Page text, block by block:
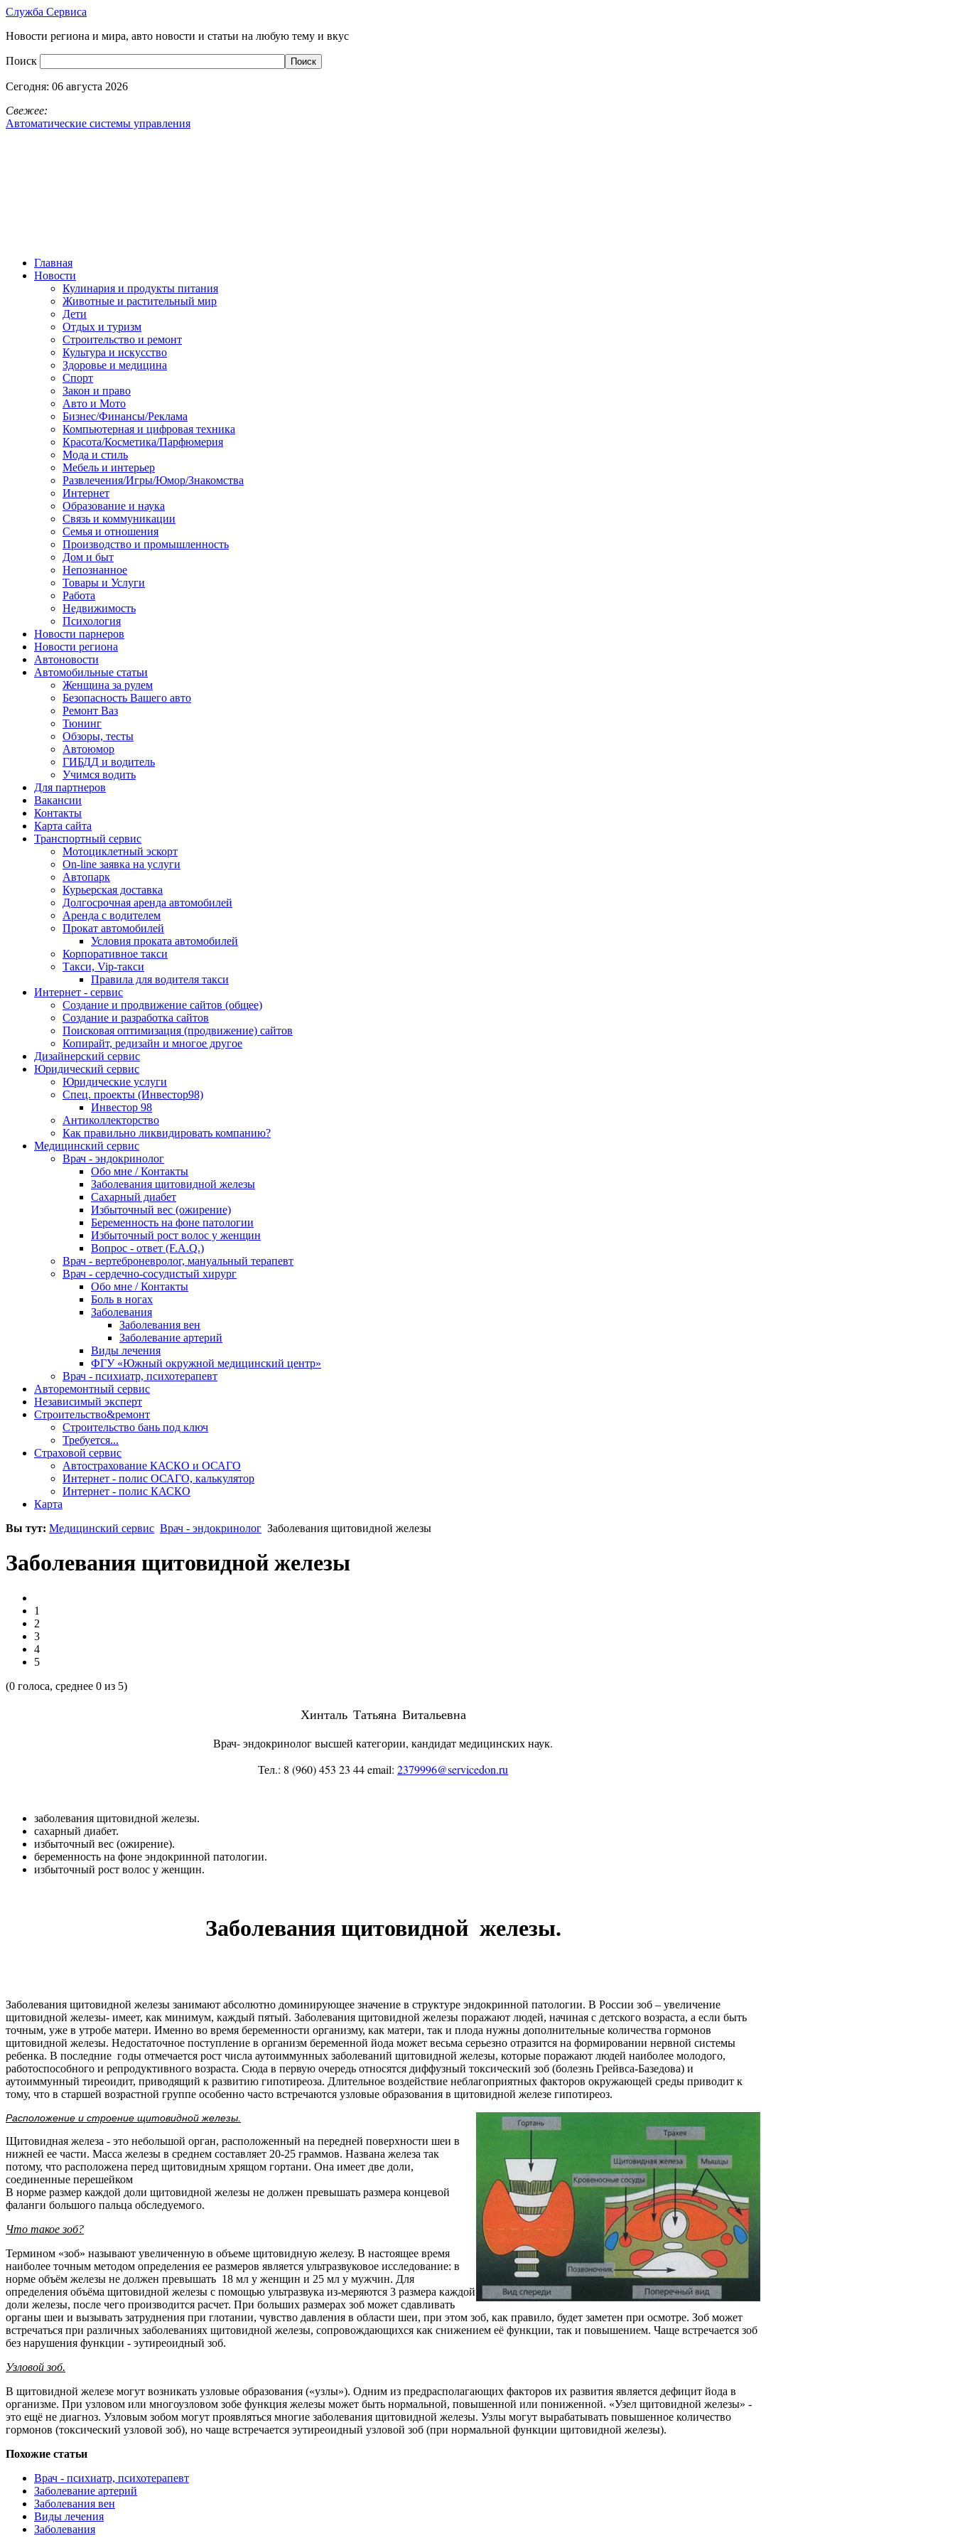
Служба Сервиса
Новости региона и мира, авто новости и статьи на любую тему и вкус
Поиск
Сегодня: 06 августа 2026
Свежее:
Автоматические системы управления
Главная
Новости
Кулинария и продукты питания
Животные и растительный мир
Дети
Отдых и туризм
Строительство и ремонт
Культура и искусство
Здоровье и медицина
Спорт
Закон и право
Авто и Мото
Бизнес/Финансы/Реклама
Компьютерная и цифровая техника
Красота/Косметика/Парфюмерия
Мода и стиль
Мебель и интерьер
Развлечения/Игры/Юмор/Знакомства
Интернет
Образование и наука
Связь и коммуникации
Семья и отношения
Производство и промышленность
Дом и быт
Непознанное
Товары и Услуги
Работа
Недвижимость
Психология
Новости парнеров
Новости региона
Автоновости
Автомобильные статьи
Женщина за рулем
Безопасность Вашего авто
Ремонт Ваз
Тюнинг
Обзоры, тесты
Автоюмор
ГИБДД и водитель
Учимся водить
Для партнеров
Вакансии
Контакты
Карта сайта
Транспортный сервис
Мотоциклетный эскорт
On-line заявка на услуги
Автопарк
Курьерская доставка
Долгосрочная аренда автомобилей
Аренда с водителем
Прокат автомобилей
Условия проката автомобилей
Корпоративное такси
Такси, Vip-такси
Правила для водителя такси
Интернет - сервис
Создание и продвижение сайтов (общее)
Создание и разработка сайтов
Поисковая оптимизация (продвижение) сайтов
Копирайт, редизайн и многое другое
Дизайнерский сервис
Юридический сервис
Юридические услуги
Спец. проекты (Инвестор98)
Инвестор 98
Антиколлекторство
Как правильно ликвидировать компанию?
Медицинский сервис
Врач - эндокринолог
Обо мне / Контакты
Заболевания щитовидной железы
Сахарный диабет
Избыточный вес (ожирение)
Беременность на фоне патологии
Избыточный рост волос у женщин
Вопрос - ответ (F.A.Q.)
Врач - вертеброневролог, мануальный терапевт
Врач - сердечно-сосудистый хирург
Обо мне / Контакты
Боль в ногах
Заболевания
Заболевания вен
Заболевание артерий
Виды лечения
ФГУ «Южный окружной медицинский центр»
Врач - психиатр, психотерапевт
Авторемонтный сервис
Независимый эксперт
Строительство&ремонт
Строительство бань под ключ
Требуется...
Страховой сервис
Автострахование КАСКО и ОСАГО
Интернет - полис ОСАГО, калькулятор
Интернет - полис КАСКО
Карта
Вы тут: Медицинский сервис Врач - эндокринолог Заболевания щитовидной железы
Заболевания щитовидной железы
1
2
3
4
5
(0 голоса, среднее 0 из 5)
Хинталь Татьяна Витальевна
Врач- эндокринологвысшей категории, кандидат медицинских наук.
Тел.: 8 (960) 453 23 44 email:2379996@servicedon.ru
заболевания щитовидной железы.
сахарный диабет.
избыточный вес (ожирение).
беременность на фоне эндокринной патологии.
избыточный рост волос у женщин.
Заболевания щитовидной железы.
Заболевания щитовидной железы занимают абсолютно доминирующее значение в структуре эндокринной патологии. В России зоб – увеличение
щитовидной железы- имеет, как минимум, каждый пятый. Заболевания щитовидной железы поражают людей, начиная с детского возраста, а если быть
точным, уже в утробе матери. Именно во время беременности организму, как матери, так и плода нужны дополнительные количества гормонов
щитовидной железы. Недостаточное поступление в организм беременной йода может весьма серьезно отразится на формировании нервной системы
ребенка. В последние годы отмечается рост числа аутоиммунных заболеваний щитовидной железы, которые поражают людей наиболее молодого,
работоспособного и репродуктивного возраста. Сюда в первую очередь относятся диффузный токсический зоб (болезнь Грейвса-Базедова) и
аутоиммунный тиреоидит, приводящий к развитию гипотиреоза. Длительное воздействие неблагоприятных факторов окружающей среды приводит к
тому, что в старшей возрастной группе особенно часто встречаются узловые образования в щитовидной железе гипотиреоз.
Расположение и строение щитовидной железы.
Щитовидная железа - это небольшой орган, расположенный на передней поверхности шеи в
нижней ее части. Масса железы в среднем составляет 20-25 граммов. Названа железа так
потому, что расположена перед щитовидным хрящом гортани. Она имеет две доли,
соединенные перешейком
В норме размер каждой доли щитовидной железы не должен превышать размера концевой
фаланги большого пальца обследуемого.
Что такое зоб?
Термином «зоб» называют увеличенную в объеме щитовидную железу. В настоящее время
наиболее точным методом определения ее размеров является ультразвуковое исследование: в
норме объём железы не должен превышать 18 мл у женщин и 25 мл у мужчин. Для
определения объёма щитовидной железы с помощью ультразвука из-меряются 3 размера каждой
доли железы, после чего производится расчет. При больших размерах зоб может сдавливать
органы шеи и вызывать затруднения при глотании, чувство давления в области шеи, при этом зоб, как правило, будет заметен при осмотре. Зоб может
встречаться при различных заболеваниях щитовидной железы, сопровождающихся как снижением её функции, так и повышением. Чаще встречается зоб
без нарушения функции - эутиреоидный зоб.
Узловой зоб.
В щитовидной железе могут возникать узловые образования («узлы»). Одним из предрасполагающих факторов их развития является дефицит йода в
организме. При узловом или многоузловом зобе функция железы может быть нормальной, повышенной или пониженной. «Узел щитовидной железы» -
это ещё не диагноз. Узловым зобом могут проявляться многие заболевания щитовидной железы. Узлы могут вырабатывать повышенное количество
гормонов (токсический узловой зоб), но чаще встречается эутиреоидный узловой зоб (при нормальной функции щитовидной железы).
Похожие статьи
Врач - психиатр, психотерапевт
Заболевание артерий
Заболевания вен
Виды лечения
Заболевания